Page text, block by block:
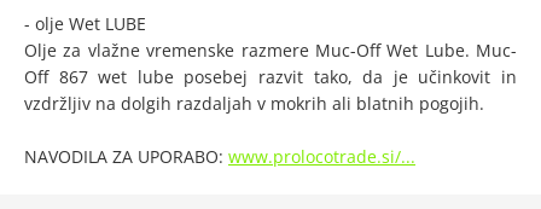
- olje Wet LUBE
Olje za vlažne vremenske razmere Muc-Off Wet Lube. Muc-
Off 867 wet lube posebej razvit tako, da je učinkovit in
vzdržljiv na dolgih razdaljah v mokrih ali blatnih pogojih.
NAVODILA ZA UPORABO: www.prolocotrade.si/...